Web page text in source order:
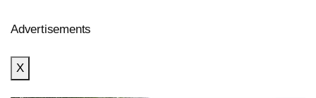
Advertisements
X